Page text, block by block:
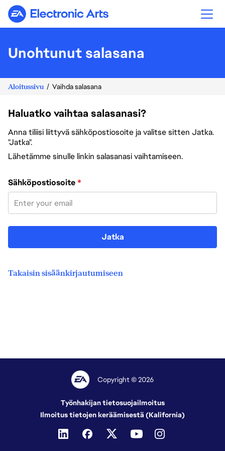
Electronic Arts
Unohtunut salasana
Aloitussivu Vaihda salasana
Haluatko vaihtaa salasanasi?
Anna tiliisi liittyvä sähköpostiosoite ja valitse sitten Jatka.
"Jatka".
Lähetämme sinulle linkin salasanasi vaihtamiseen.
Vaihda salasana sähköpostiosoitteesi avulla
Sähköpostiosoite*
Jatka
Takaisin sisäänkirjautumiseen
Copyright © 2026
Työnhakijan tietosuojailmoitus
Ilmoitus tietojen keräämisestä (Kalifornia)